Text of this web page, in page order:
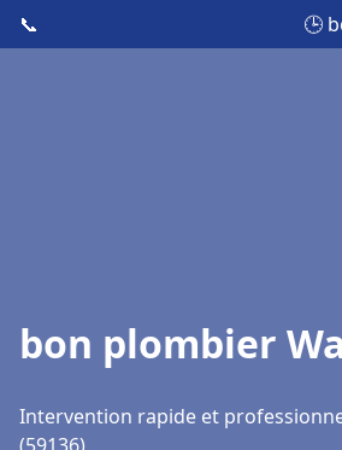
📞 🕒
bon plombier
Intervention rapide et